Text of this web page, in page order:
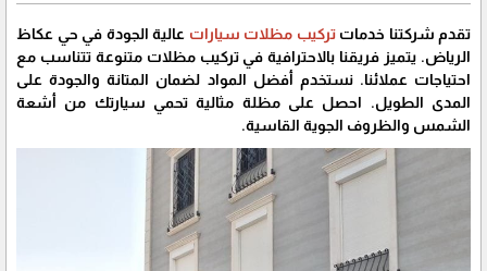
تقدم شركتنا خدمات تركيب مظلات سيارات عالية الجودة في حي عكاظ
الرياض. يتميز فريقنا بالاحترافية في تركيب مظلات متنوعة تتناسب مع
احتياجات عملائنا. نستخدم أفضل المواد لضمان المتانة والجودة على
المدى الطويل. احصل على مظلة مثالية تحمي سيارتك من أشعة
الشمس والظروف الجوية القاسية.